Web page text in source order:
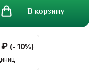
В корзину
₽ (- 10%)